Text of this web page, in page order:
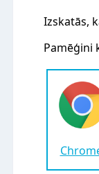
Izskatās,
Pamēģini